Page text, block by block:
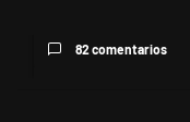
82 comentarios